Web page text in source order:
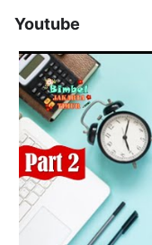
Youtube